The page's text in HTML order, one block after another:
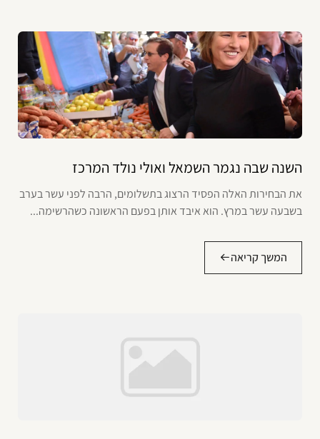
השנה שבה נגמר השמאל ואולי נולד המרכז
את הבחירות האלה הפסיד הרצוג בתשלומים, הרבה לפני עשר בערב
בשבעה עשר במרץ. הוא איבד אותן בפעם הראשונה כשהרשימה...
המשך קריאה